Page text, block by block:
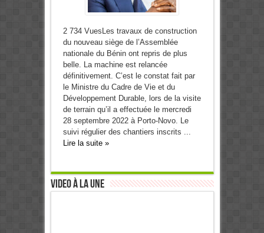
2 734 VuesLes travaux de construction
du nouveau siège de l’Assemblée
nationale du Bénin ont repris de plus
belle. La machine est relancée
définitivement. C’est le constat fait par
le Ministre du Cadre de Vie et du
Développement Durable, lors de la visite
de terrain qu’il a effectuée le mercredi
28 septembre 2022 à Porto-Novo. Le
suivi régulier des chantiers inscrits ...
Lire la suite »
Video à la Une